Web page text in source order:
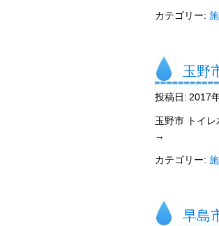
カテゴリー:
玉野
投稿日: 2017
玉野市 トイ
→
カテゴリー:
早島